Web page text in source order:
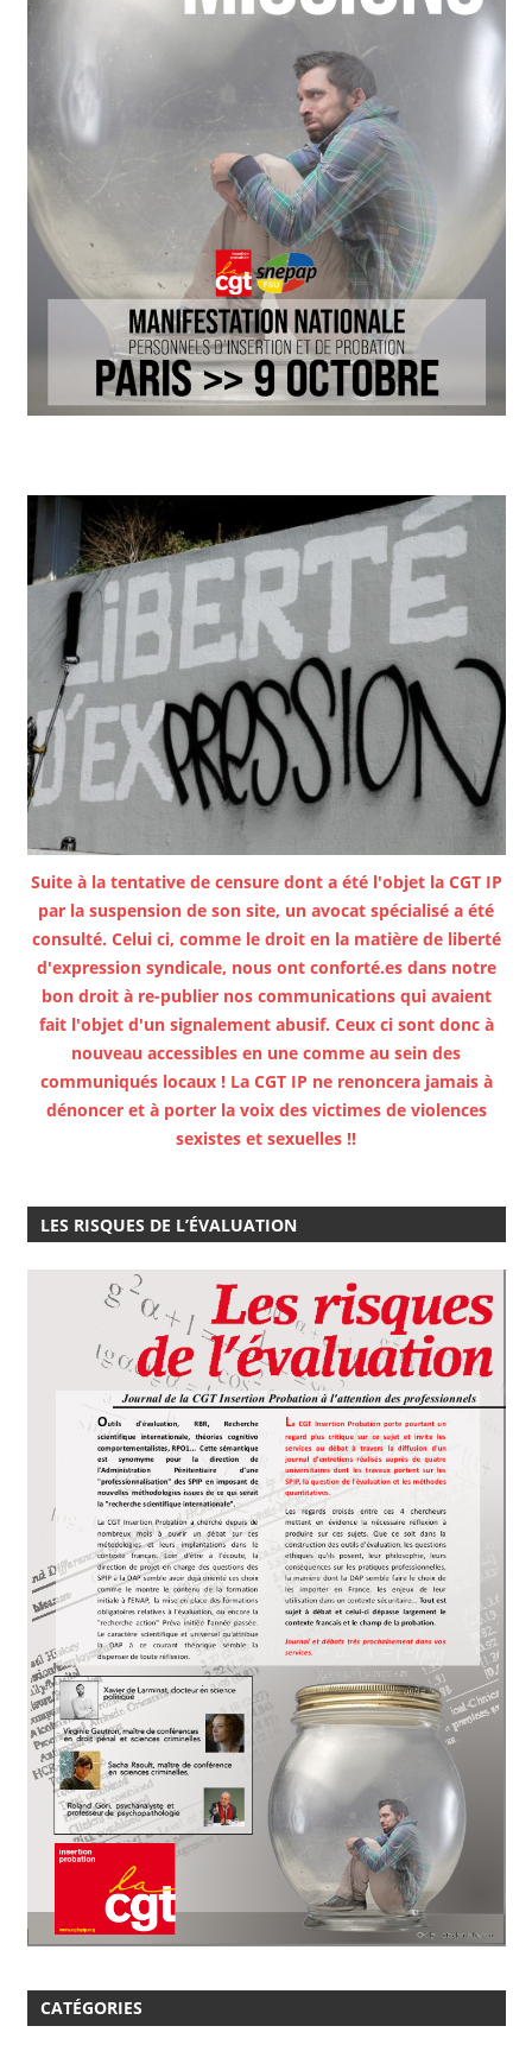
Suite à la tentative de censure dont a été l'objet la CGT IP
par la suspension de son site, un avocat spécialisé a été
consulté. Celui ci, comme le droit en la matière de liberté
d'expression syndicale, nous ont conforté.es dans notre
bon droit à re-publier nos communications qui avaient
fait l'objet d'un signalement abusif. Ceux ci sont donc à
nouveau accessibles en une comme au sein des
communiqués locaux ! La CGT IP ne renoncera jamais à
dénoncer et à porter la voix des victimes de violences
sexistes et sexuelles !!
LES RISQUES DE L’ÉVALUATION
CATÉGORIES